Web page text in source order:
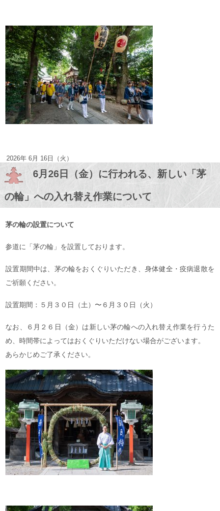
2026年 6月 16日（火）
6月26日（金）に行われる、新しい「茅
の輪」への入れ替え作業について
茅の輪の設置について
参道に「茅の輪」を設置しております。
設置期間中は、茅の輪をおくぐりいただき、身体健全・疫病退散を
ご祈願ください。
設置期間：５月３０日（土）〜６月３０日（火）
なお、６月２６日（金）は新しい茅の輪への入れ替え作業を行うた
め、時間帯によってはおくぐりいただけない場合がございます。
あらかじめご了承ください。